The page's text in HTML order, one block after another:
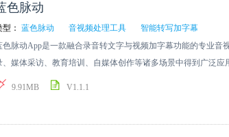
色脉动
型： 蓝色脉动 音视频处理工具
智能转写加字幕
色脉动App是一款融合录音转文字与视频加字幕功能的专业音
、媒体采访、教育培训、自媒体创作等诸多场景中得到广泛应
是视频编辑，蓝色脉动App都可以为用户带来高效、智能且便捷
9.91MB V1.1.1